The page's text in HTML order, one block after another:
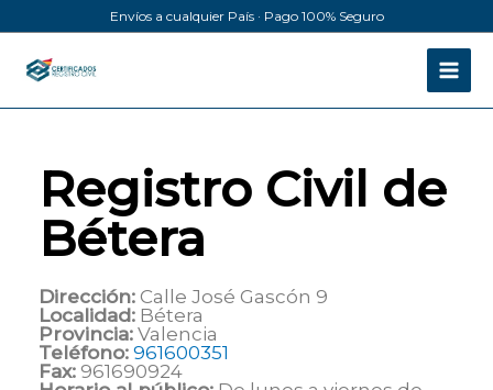
al
contenido
Envíos a cualquier País · Pago 100% Seguro
Registro Civil de
Bétera
Dirección: Calle José Gascón 9
Localidad: Bétera
Provincia: Valencia
Teléfono: 961600351
Fax: 961690924